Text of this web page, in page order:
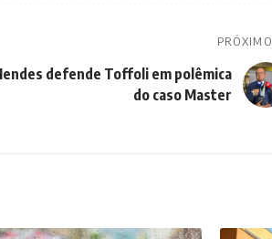
PRÓXIMO
defende Toffoli em polêmica
do caso Master